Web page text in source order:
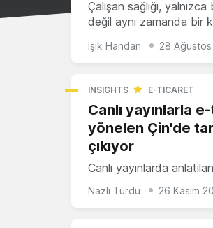
Çalışan sağlığı,
değil aynı zamanda bir
Işık Handan 28
INSIGHTS E-TICARET
Canlı yayınlarla
yönelen Çin'de
çıkıyor
Canlı yayınlarda
Nazlı Türdü 26 Kasım